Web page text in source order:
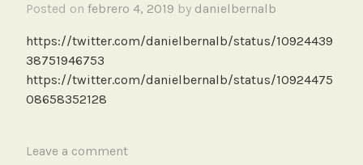
Posted on febrero 4, 2019 by danielbernalb
https://twitter.com/danielbernalb/status/10924439
38751946753
https://twitter.com/danielbernalb/status/10924475
08658352128
T
Leave a comment